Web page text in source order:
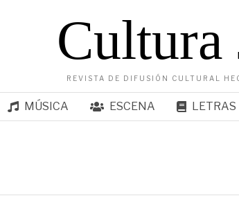
Cultura
REVISTA DE DIFUSIÓN CULTURAL
MÚSICA ESCENA LETRAS